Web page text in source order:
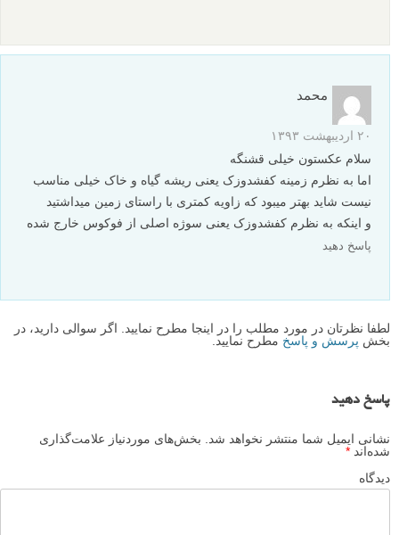
محمد
۲۰ اردیبهشت ۱۳۹۳
سلام عکستون خیلی قشنگه
اما به نظرم زمینه کفشدوزک یعنی ریشه گیاه و خاک خیلی مناسب
نیست شاید بهتر میبود که زاویه کمتری با راستای زمین میداشتید
و اینکه به نظرم کفشدوزک یعنی سوژه اصلی از فوکوس خارج شده
پاسخ دهید
لطفا نظرتان در مورد مطلب را در اینجا مطرح نمایید. اگر سوالی دارید، در
بخش پرسش و پاسخ مطرح نمایید.
پاسخ دهید
نشانی ایمیل شما منتشر نخواهد شد.
بخش‌های موردنیاز علامت‌گذاری
شده‌اند *
دیدگاه